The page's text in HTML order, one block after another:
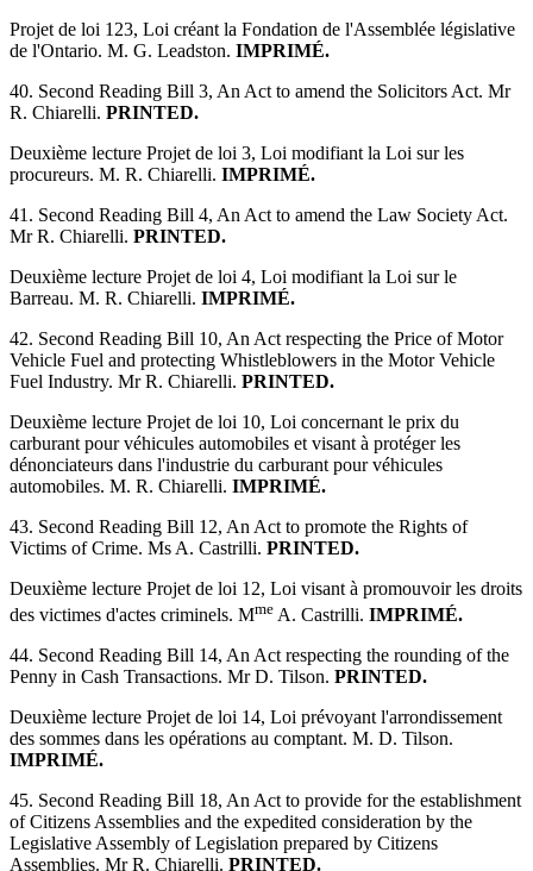
Projet de loi 123, Loi créant la Fondation de l'Assemblée législative
de l'Ontario. M. G. Leadston. IMPRIMÉ.
40. Second Reading Bill 3, An Act to amend the Solicitors Act. Mr
R. Chiarelli. PRINTED.
Deuxième lecture Projet de loi 3, Loi modifiant la Loi sur les
procureurs. M. R. Chiarelli. IMPRIMÉ.
41. Second Reading Bill 4, An Act to amend the Law Society Act.
Mr R. Chiarelli. PRINTED.
Deuxième lecture Projet de loi 4, Loi modifiant la Loi sur le
Barreau. M. R. Chiarelli. IMPRIMÉ.
42. Second Reading Bill 10, An Act respecting the Price of Motor
Vehicle Fuel and protecting Whistleblowers in the Motor Vehicle
Fuel Industry. Mr R. Chiarelli. PRINTED.
Deuxième lecture Projet de loi 10, Loi concernant le prix du
carburant pour véhicules automobiles et visant à protéger les
dénonciateurs dans l'industrie du carburant pour véhicules
automobiles. M. R. Chiarelli. IMPRIMÉ.
43. Second Reading Bill 12, An Act to promote the Rights of
Victims of Crime. Ms A. Castrilli. PRINTED.
Deuxième lecture Projet de loi 12, Loi visant à promouvoir les droits
des victimes d'actes criminels. Mme A. Castrilli. IMPRIMÉ.
44. Second Reading Bill 14, An Act respecting the rounding of the
Penny in Cash Transactions. Mr D. Tilson. PRINTED.
Deuxième lecture Projet de loi 14, Loi prévoyant l'arrondissement
des sommes dans les opérations au comptant. M. D. Tilson.
IMPRIMÉ.
45. Second Reading Bill 18, An Act to provide for the establishment
of Citizens Assemblies and the expedited consideration by the
Legislative Assembly of Legislation prepared by Citizens
Assemblies. Mr R. Chiarelli. PRINTED.